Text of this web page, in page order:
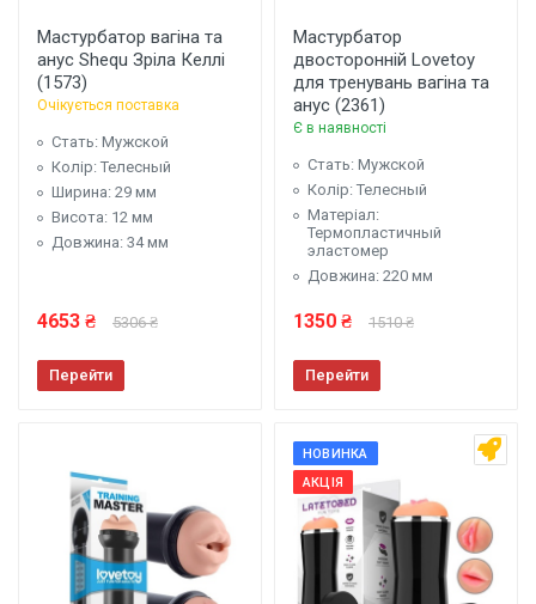
Мастурбатор вагіна та
анус Shequ Зріла Келлі
(1573)
Очікується поставка
Стать: Мужской
Колір: Телесный
Ширина: 29 мм
Висота: 12 мм
Довжина: 34 мм
4653 ₴ 5306 ₴
Перейти
Мастурбатор
двосторонній Lovetoy
для тренувань вагіна та
анус (2361)
Є в наявності
Стать: Мужской
Колір: Телесный
Матеріал:
Термопластичный
эластомер
Довжина: 220 мм
1350 ₴ 1510 ₴
Перейти
НОВИНКА
АКЦІЯ